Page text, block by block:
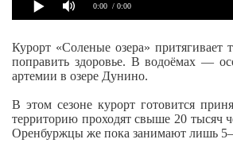
0:00 / 0:00
Курорт «Соленые озера»
поправить здоровье. В водоёмах —
артемии в озере Дунино.
В этом сезоне курорт готовится
территорию проходят свыше 20
Оренбуржцы же пока занимают лишь